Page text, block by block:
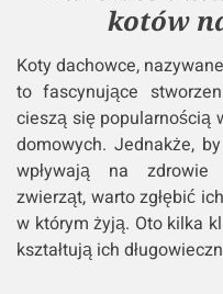
kotów
Koty dachowce,
to fascynujące
cieszą się popularnością
domowych. Jednakże,
wpływają na zdrowie
zwierząt, warto zgłębić
w którym żyją. Oto kilka
kształtują ich